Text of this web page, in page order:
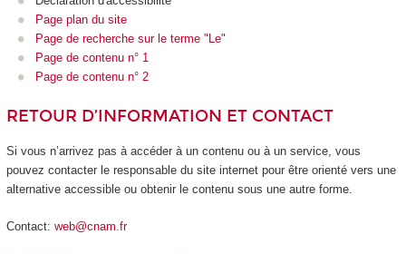
Page plan du site
Page de recherche sur le terme "Le"
Page de contenu n° 1
Page de contenu n° 2
RETOUR D’INFORMATION ET CONTACT
Si vous n’arrivez pas à accéder à un contenu ou à un service, vous
pouvez contacter le responsable du site internet pour être orienté vers une
alternative accessible ou obtenir le contenu sous une autre forme.
Contact: web@cnam.fr